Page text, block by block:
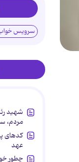
سرویس خواب
شهید
مردم،
کدهای
عهد